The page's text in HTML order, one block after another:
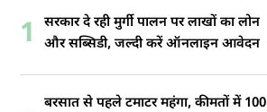
1
सरकार दे रही मुर्गी पालन पर लाखों का लोन
और सब्सिडी, जल्दी करें ऑनलाइन आवेदन
बरसात से पहले टमाटर महंगा, कीमतों में 100